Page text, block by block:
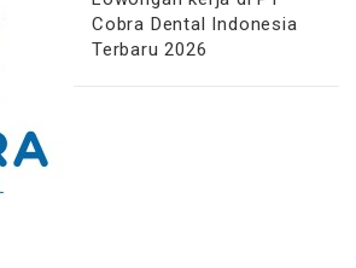
Cobra Dental Indonesia
Terbaru 2026